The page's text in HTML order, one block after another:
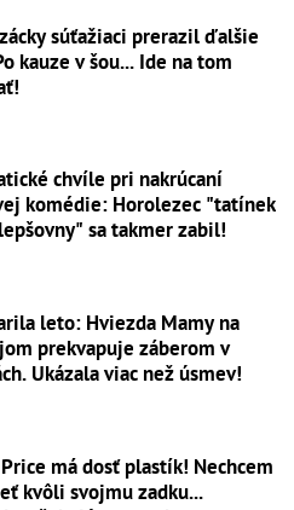
súťažiaci prerazil ďalšie
kauze v šou... Ide na tom
chvíle pri nakrúcaní
komédie: Horolezec "tatínek
sa takmer zabil!
leto: Hviezda Mamy na
prekvapuje záberom v
Ukázala viac než úsmev!
má dosť plastík! Nechcem
kvôli svojmu zadku...